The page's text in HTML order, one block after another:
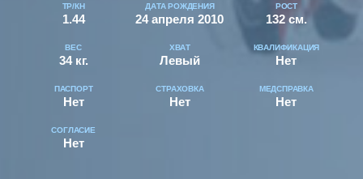
ТР/КН
1.44
ДАТА РОЖДЕНИЯ
24 апреля 2010
РОСТ
132 см.
ВЕС
34 кг.
ХВАТ
Левый
КВАЛИФИКАЦИЯ
Нет
ПАСПОРТ
Нет
СТРАХОВКА
Нет
МЕДСПРАВКА
Нет
СОГЛАСИЕ
Нет